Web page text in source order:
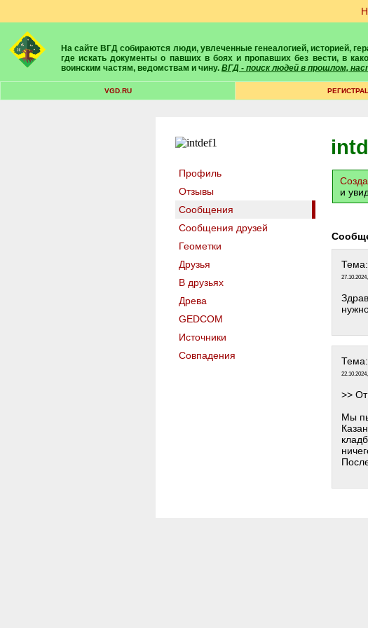
На сайте ВГД собираются люди, увлеченные генеалогией, историей, геральдикой и т.д. Здесь вы найдете собеседников, экспертов, умелых помощников в поисках предков и родственников. Вам подскажут
где искать документы о павших в боях и пропавших без вести, в
воинским частям, ведомствам и чину. ВГД - поиск людей в прошлом,
VGD.RU
Профиль
Отзывы
Сообщения
Сообщения друзей
Геометки
Друзья
В друзьях
Древа
GEDCOM
Источники
Совпадения
и
Тема:
Тема:
>>
Мы